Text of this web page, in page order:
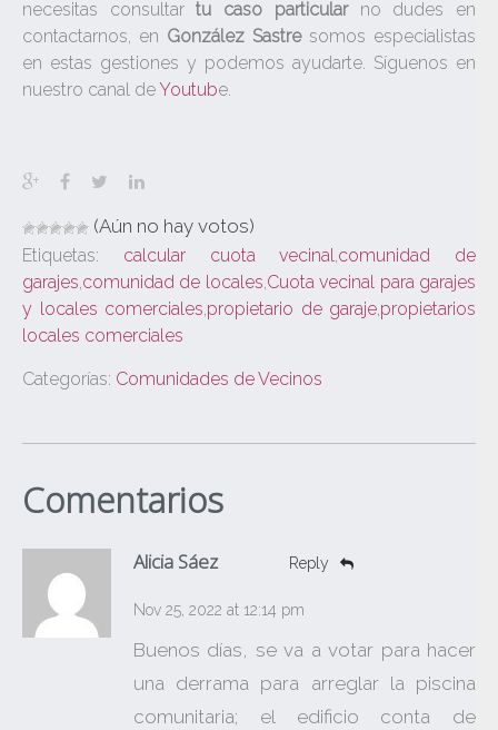
necesitas consultartu caso particularno dudes en
contactarnos, en González Sastresomos especialistas
en estas gestiones y podemos ayudarte. Síguenos en
nuestro canal de Youtube.
(Aún no hay votos)
Etiquetas: calcular cuota vecinal,comunidad de
garajes,comunidad de locales,Cuota vecinal para garajes
y locales comerciales,propietario de garaje,propietarios
locales comerciales
Categorías: Comunidades de Vecinos
Comentarios
Alicia Sáez Reply
Nov 25, 2022 at 12:14 pm
Buenos días, se va a votar para hacer
una derrama para arreglar la piscina
comunitaria; el edificio conta de